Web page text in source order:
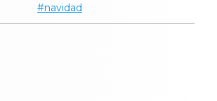
navidad